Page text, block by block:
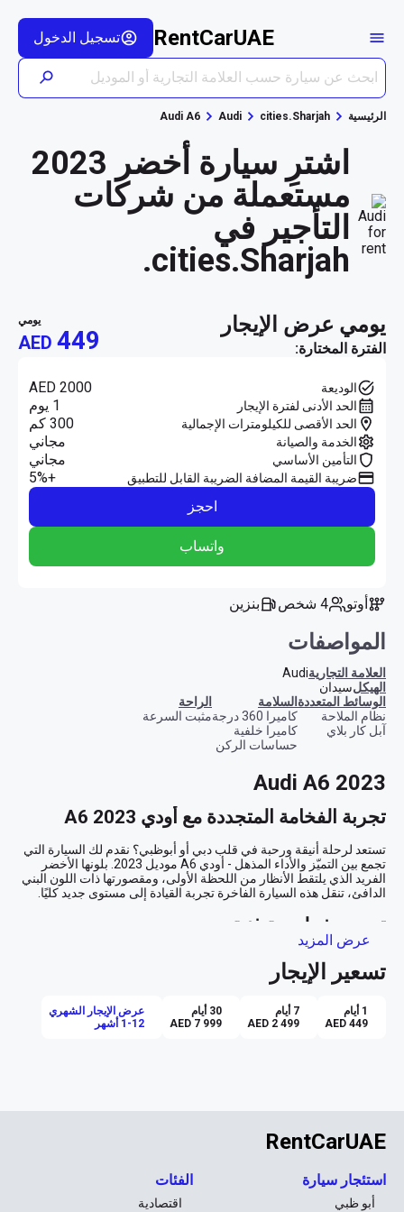
RentCarUAE تسجيل الدخول
الرئيسية cities.Sharjah
Audi
Audi A6
اشترِ سيارة أخضر 2023
مستعملة من شركات
التأجير في
cities.Sharjah.
يومي عرض الإيجار
الفترة المختارة:
يومي
AED 449
الوديعة AED 2000
الحد الأدنى لفترة الإيجار 1 يوم
الحد الأقصى للكيلومترات الإجمالية 300 كم
الخدمة والصيانة مجاني
التأمين الأساسي مجاني
ضريبة القيمة المضافة الضريبة القابل للتطبيق
+5%
احجز
واتساب
أوتو 4 شخص بنزين
المواصفات
العلامة التجاريةAudi
الهيكلسيدان
الوسائط المتعددة
نظام الملاحة
آبل كار بلاي
السلامة
كاميرا 360 درجة
كاميرا خلفية
حساسات الركن
الراحة
مثبت السرعة
Audi A6 2023
تجربة الفخامة المتجددة مع أودي A6 2023
تصميم ذو لمسة فنية
تجربة قيادة لا تُضاهى
راحة وفخامة داخلية
عرض المزيد
تسعير الإيجار
1 أيام
AED 449
7 أيام
AED 2 499
30 أيام
AED 7 999
عرض الإيجار الشهري
1-12 أشهر
RentCarUAE
استئجار سيارة
أبو ظبي
الفئات
اقتصادية